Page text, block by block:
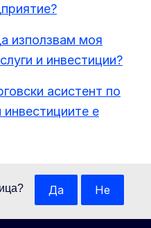
използвам моя
и инвестиции?
асистент по
инвестициите е
Да Не